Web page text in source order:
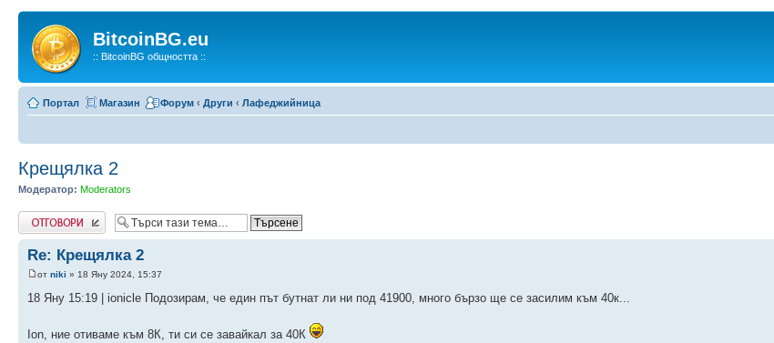
BitcoinBG.eu
:: BitcoinBG общността ::
Портал Магазин Форум ‹ Други ‹ Лафеджийница
Крещялка 2
Модератор: Moderators
Напиши коментар
Re: Крещялка 2
от niki » 18 Яну 2024, 15:37
18 Яну 15:19 | ioniclе Подозирам, че един път бутнат ли ни под 41900, много бързо ще се засилим към 40к...
Ion, ние отиваме към 8К, ти си се завайкал за 40К